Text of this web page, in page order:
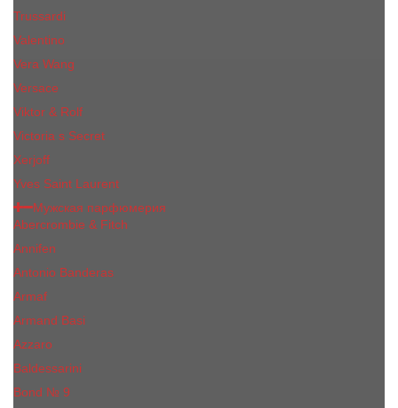
Trussardi
Valentino
Vera Wang
Versace
Viktor & Rolf
Victoria s Secret
Xerjoff
Yves Saint Laurent
Мужская парфюмерия
Abercrombie & Fitch
Annifen
Antonio Banderas
Armaf
Armand Basi
Azzaro
Baldessarini
Bond № 9